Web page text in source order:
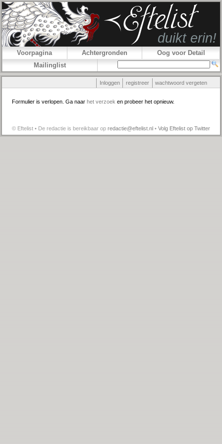
Voorpagina Achtergronden
Oog voor Detail
Mailinglist
Inloggen registreer wachtwoord vergeten
Formulier is verlopen. Ga naar het verzoek en probeer het opnieuw.
© Eftelist • De redactie is bereikbaar op redactie@eftelist.nl • Volg Eftelist op Twitter